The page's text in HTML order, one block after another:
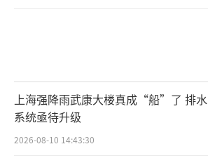
上海强降雨武康大楼真成“船”了 排水
系统亟待升级
2026-08-10 14:43:30